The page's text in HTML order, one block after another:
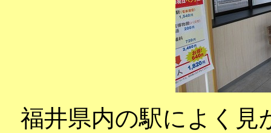
福井県内の駅によく